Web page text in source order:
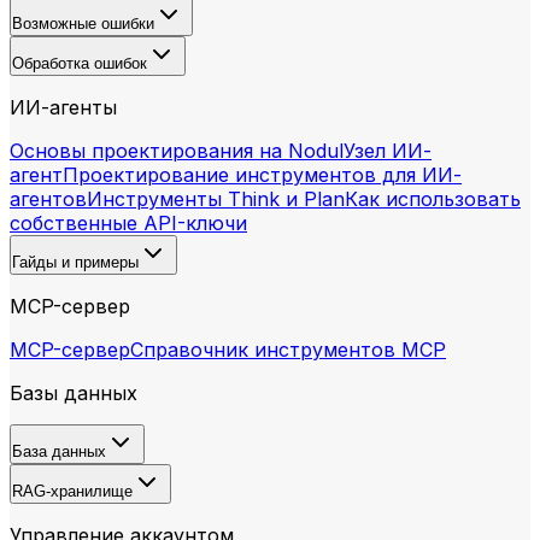
Возможные ошибки
Обработка ошибок
ИИ-агенты
Основы проектирования на NodulУзел ИИ-
агентПроектирование инструментов для ИИ-
агентовИнструменты Think и PlanКак использовать
собственные API-ключи
Гайды и примеры
MCP-сервер
MCP-серверСправочник инструментов MCP
Базы данных
База данных
RAG-хранилище
Управление аккаунтом